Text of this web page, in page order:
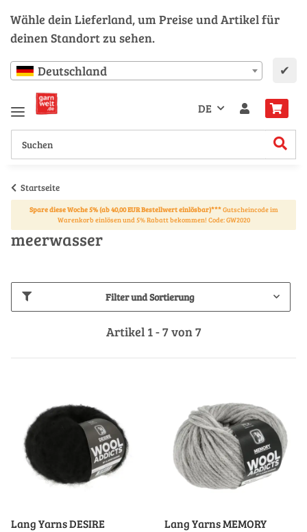
Wähle dein Lieferland, um Preise und Artikel für
deinen Standort zu sehen.
Deutschland ✔
DE
Startseite
Spare diese Woche 5% (ab 40,00 EUR Bestellwert einlösbar)***Gutscheincode im
Warenkorb einlösen und 5% Rabatt bekommen! Code: GW2020
meerwasser
Filter und Sortierung
Artikel 1 - 7 von 7
Lang Yarns DESIRE Lang Yarns MEMORY